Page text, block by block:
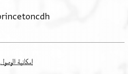
إمكانية الوصول